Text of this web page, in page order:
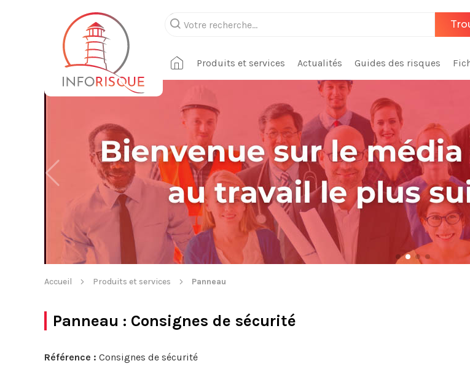
Produits et services Actualités Guides des risques
Accueil Produits et services Panneau
Panneau : Consignes de sécurité
Référence : Consignes de sécurité